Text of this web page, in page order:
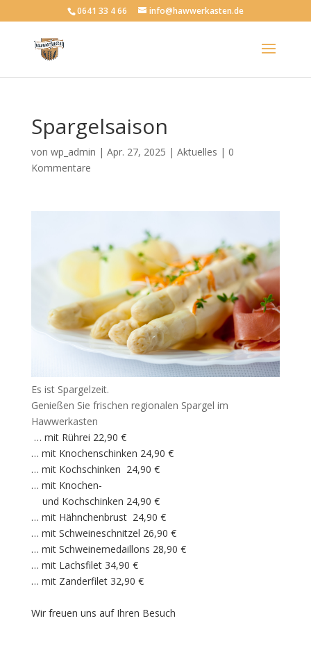
0641 33 4 66 info@hawwerkasten.de
Spargelsaison
von wp_admin | Apr. 27, 2025 | Aktuelles | 0
Kommentare
Es ist Spargelzeit.
Genießen Sie frischen regionalen Spargel im
Hawwerkasten
… mit Rührei 22,90 €
… mit Knochenschinken 24,90 €
… mit Kochschinken 24,90 €
… mit Knochen-
und Kochschinken 24,90 €
… mit Hähnchenbrust 24,90 €
… mit Schweineschnitzel 26,90 €
… mit Schweinemedaillons 28,90 €
… mit Lachsfilet 34,90 €
… mit Zanderfilet 32,90 €
Wir freuen uns auf Ihren Besuch